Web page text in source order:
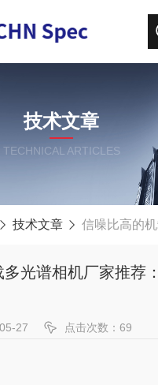
技术文章
TECHNICAL ARTICLES
技术文章 信噪比高的机载多光谱相机厂家推
光谱相机厂家推荐
27 点击次数：69